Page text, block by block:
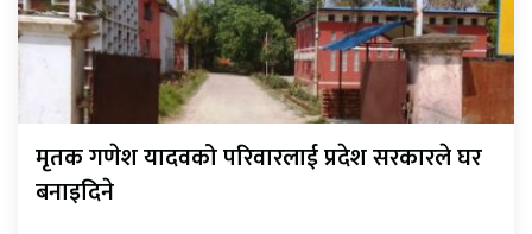
मृतक गणेश यादवको परिवारलाई प्रदेश सरकारले घर
बनाइदिने